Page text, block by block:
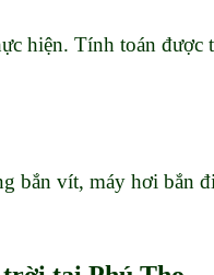
hiện. Tính toán được
bắn vít, máy hơi bắn